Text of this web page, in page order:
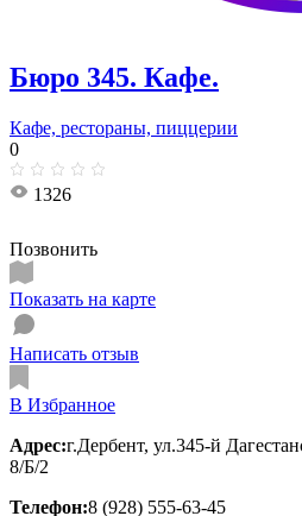
Бюро 345. Кафе.
Кафе, рестораны, пиццерии
0
1326
Позвонить
Показать на карте
Написать отзыв
В Избранное
Адрес:г.Дербент, ​ул.345-й
8/Б/2
Телефон:8 (928) 555-63-45